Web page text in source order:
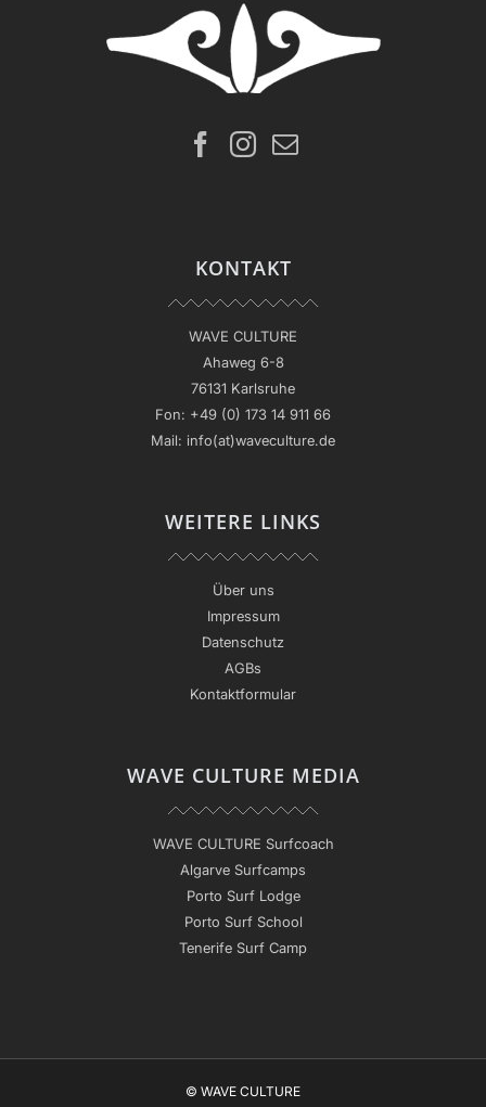
KONTAKT
WAVE CULTURE
Ahaweg 6-8
76131 Karlsruhe
Fon: +49 (0) 173 14 911 66
Mail: info(at)waveculture.de
WEITERE LINKS
Über uns
Impressum
Datenschutz
AGBs
Kontaktformular
WAVE CULTURE MEDIA
WAVE CULTURE Surfcoach
Algarve Surfcamps
Porto Surf Lodge
Porto Surf School
Tenerife Surf Camp
© WAVE CULTURE